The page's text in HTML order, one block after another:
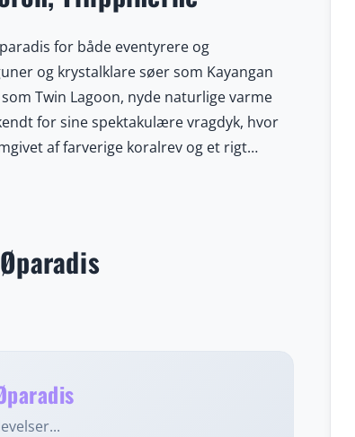
for både eventyrere og
og krystalklare søer som Kayangan
Twin Lagoon, nyde naturlige varme
for sine spektakulære vragdyk, hvor
af farverige koralrev og et rigt
som Malcapuya, Banana
og svømning. Vandreture til